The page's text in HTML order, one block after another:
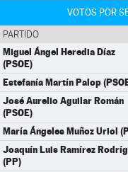
VOTOS POR
PARTIDO
Miguel Ángel Heredia Díaz
(PSOE)
Estefanía Martín Palop
José Aurelio Aguilar Román
(PSOE)
María Ángeles Muñoz Uriol
Joaquín Luis Ramírez
(PP)